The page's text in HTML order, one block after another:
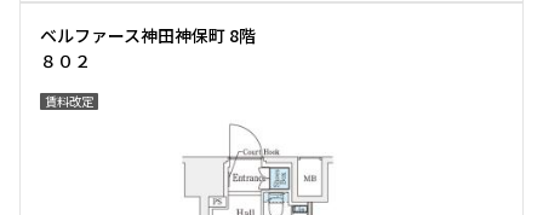
ベルファース神田神保町 8階
８０２
賃料改定